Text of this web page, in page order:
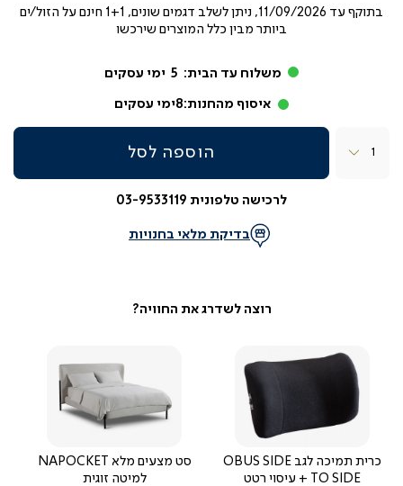
בתוקף עד
11/09/2026, ניתן לשלב דגמים שונים, 1+1 חינם על הזול/ים
ביותר מבין כלל המוצרים שירכשו
משלוח עד הבית: 5 ימי עסקים
איסוף מהחנות:8ימי עסקים
הוספה לסל
לרכישה טלפונית 03-9533119
בדיקת מלאי בחנויות
כרית תמיכה לגב OBUS SIDE
TO SIDE + עיסוי רטט
סט מצעים מלא NAPOCKET
למיטה זוגית